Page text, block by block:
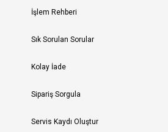
İşlem Rehberi
Sık Sorulan Sorular
Kolay İade
Sipariş Sorgula
Servis Kaydı Oluştur